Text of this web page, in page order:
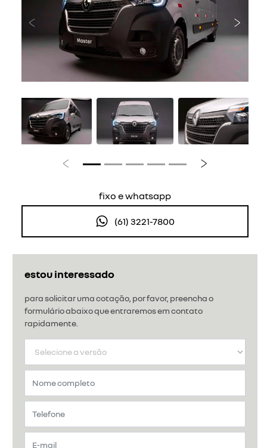
estou interessado
para solicitar uma cotação, por favor, preencha o
formulário abaixo que entraremos em contato
rapidamente.
Anterior
Anterior Próximo
fixo e whatsapp
(61) 3221-7800